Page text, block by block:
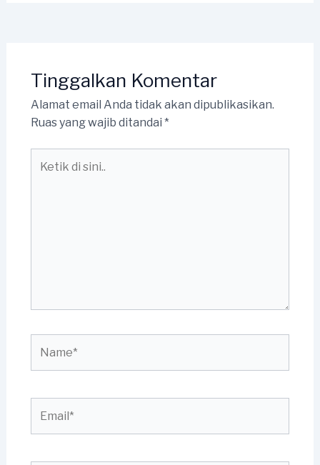
Tinggalkan Komentar
Alamat email Anda tidak akan dipublikasikan.
Ruas yang wajib ditandai *